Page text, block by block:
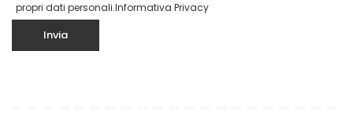
propri dati personali.Informativa Privacy